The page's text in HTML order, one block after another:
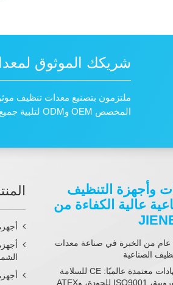
شريكك الموثوق
ملتزمون بتصنيع معدات تنظيف
المخصص OEM وODM لتلبية جميع متطلباتك بدقة واحترافية.
وأجهزة التنظيف
عالية الكفاءة من
20 عام من الخبرة في صناعة معدات
الصناعية
شهادات معتمدة عالميًا: CE للسلامة
الأوروبية، ISO9001 للجودة، وATEX